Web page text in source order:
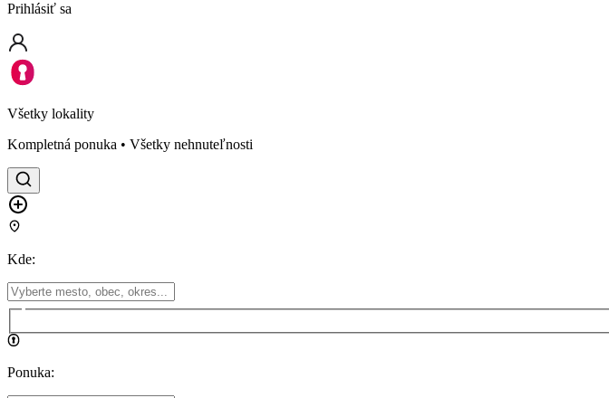
Prihlásiť sa
Všetky lokality
Kompletná ponuka • Všetky nehnuteľnosti
Kde:
Ponuka: